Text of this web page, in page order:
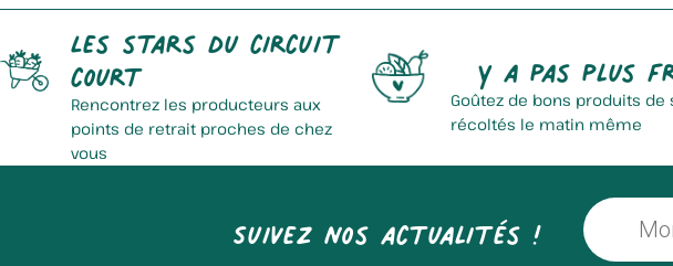
Les stars du circuit
court
Rencontrez les producteurs aux
points de retrait proches de chez
vous
Y a pas plus
Goûtez de bons produits de
récoltés le matin même
Suivez nos actualités !